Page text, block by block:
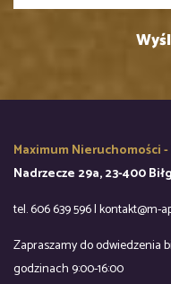
Maximum Nieruchomości
Nadrzecze 29a, 23-400
tel. 606 639 596 | kontakt@m-
Zapraszamy do odwiedzenia
godzinach 9:00-16:00